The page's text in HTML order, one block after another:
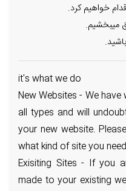
خواهیم کرد.
میبخشیم.
it's what we do
New Websites - We
all types and will
your new website.
what kind of site you
Exisiting Sites - If you
made to your existing